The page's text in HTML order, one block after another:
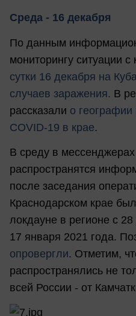
Среда - 16 декабря
По данным
мониторингу ситуации
сутки 16 декабря на
случаев заражения. В
рассказали о географии
COVID-19 в крае.
В среду в
распространятся
после заседания
Краснодарском крае
локдауне в регионе с
17 января 2021 года.
опровергли. Отметим,
распространялись не
всей России - от